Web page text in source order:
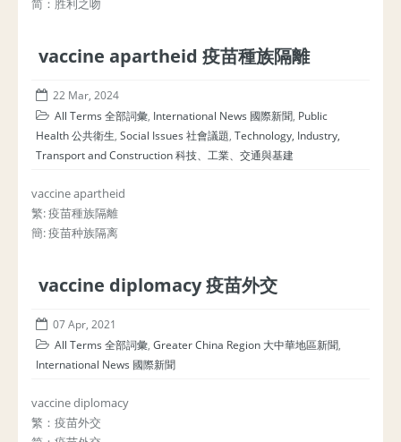
简：胜利之吻
vaccine apartheid 疫苗種族隔離
22 Mar, 2024
All Terms 全部詞彙, International News 國際新聞, Public
Health 公共衛生, Social Issues 社會議題, Technology, Industry,
Transport and Construction 科技、工業、交通與基建
vaccine apartheid
繁: 疫苗種族隔離
簡: 疫苗种族隔离
vaccine diplomacy 疫苗外交
07 Apr, 2021
All Terms 全部詞彙, Greater China Region 大中華地區新聞,
International News 國際新聞
vaccine diplomacy
繁：疫苗外交